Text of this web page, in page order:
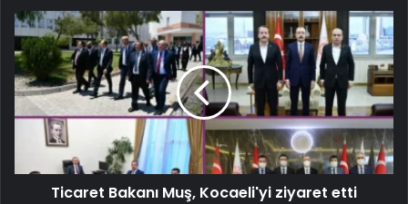
Ticaret Bakanı Muş, Kocaeli'yi ziyaret etti